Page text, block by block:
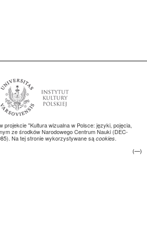
projekcie "Kultura wizualna w Polsce: języki, pojęcia,
ze środków Narodowego Centrum Nauki (DEC-
Na tej stronie wykorzystywane są cookies.
(—)